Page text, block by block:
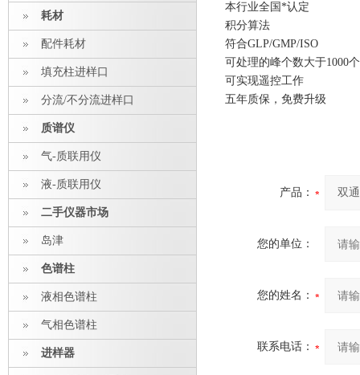
耗材
配件耗材
填充柱进样口
分流/不分流进样口
质谱仪
气-质联用仪
液-质联用仪
二手仪器市场
岛津
色谱柱
液相色谱柱
气相色谱柱
进样器
本行业全国*认定
积分算法
符合GLP/GMP/ISO
可处理的峰个数大于1000个
可实现遥控工作
五年质保，免费升级
产品：
您的单位：
您的姓名：
联系电话：